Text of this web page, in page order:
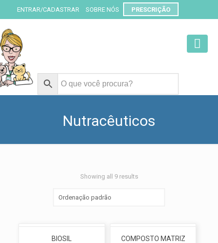
ENTRAR/CADASTRAR SOBRE NÓS PRESCRIÇÃO
Nutracêuticos
Showing all 9 results
BIOSIL
COMPOSTO MATRIZ